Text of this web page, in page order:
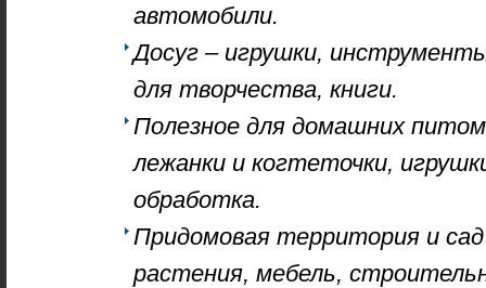
автомобили.
Досуг – игрушки,
для творчества, книги.
Полезное для домашних
лежанки и когтеточки,
обработка.
Придомовая территория и
растения, мебель,